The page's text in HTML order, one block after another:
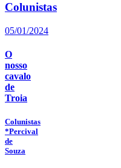
Colunistas
05/01/2024
O
nosso
cavalo
de
Troia
Colunistas
*Percival
de
Souza